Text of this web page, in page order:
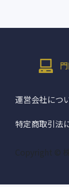
運営会社につ
特定商取引法
Copyright ©